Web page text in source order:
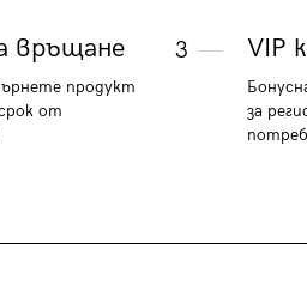
връщане
продукт
от
3 VIP
за